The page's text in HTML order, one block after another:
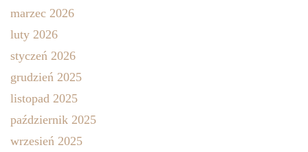
marzec 2026
luty 2026
styczeń 2026
grudzień 2025
listopad 2025
październik 2025
wrzesień 2025